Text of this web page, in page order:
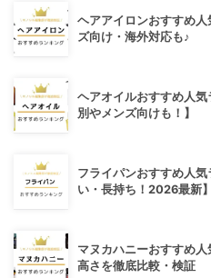
ヘアアイロンおすすめ
ズ向け・海外対応も♪
ヘアオイルおすすめ人
別やメンズ向けも！】
フライパンおすすめ人
い・長持ち！2026最新】
マヌカハニーおすすめ
高さを徹底比較・検証